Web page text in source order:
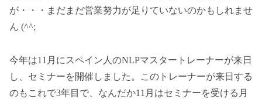
が・・・まだまだ営業努力が足りていないのかもしれませ
ん (^^;
今年は11月にスペイン人のNLPマスタートレーナーが来日
し、セミナーを開催しました。このトレーナーが来日する
のもこれで3年目で、なんだか11月はセミナーを受ける月